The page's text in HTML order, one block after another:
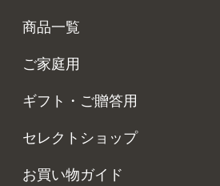
商品一覧
ご家庭用
ギフト・ご贈答用
セレクトショップ
お買い物ガイド